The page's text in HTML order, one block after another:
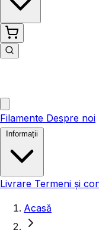
Filamente Despre noi
Livrare Termeni și
Acasă